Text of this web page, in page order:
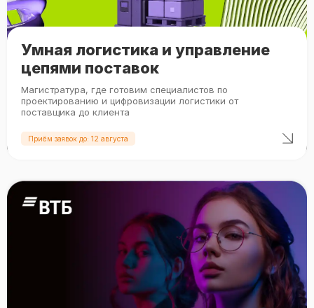
Умная логистика и управление
цепями поставок
Магистратура, где готовим специалистов по
проектированию и цифровизации логистики от
поставщика до клиента
Приём заявок до: 12 августа